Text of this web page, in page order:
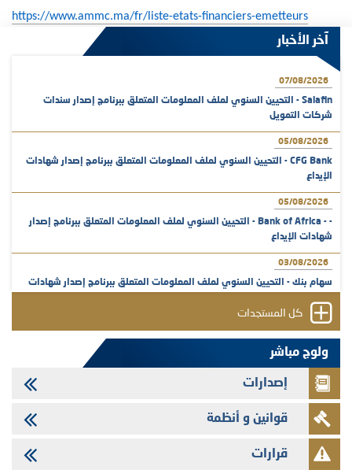
https://www.ammc.ma/fr/liste-etats-financiers-emetteurs
آخر الأخبار
07/08/2026
Salafin - التحيين السنوي لملف المعلومات المتعلق ببرنامج إصدار سندات
شركات التمويل
05/08/2026
CFG Bank - التحيين السنوي لملف المعلومات المتعلق ببرنامج إصدار شهادات
الإيداع
05/08/2026
- - Bank of Africa - التحيين السنوي لملف المعلومات المتعلق ببرنامج إصدار
شهادات الإيداع
03/08/2026
سهام بنك - التحيين السنوي لملف المعلومات المتعلق ببرنامج إصدار شهادات
31/07/2026
VEOLIA ENVIRONNEMENT - تؤشر الهيئة المغربية لسوق الرساميل على
المنشور النهائي المتعلق بالزيادة في الرأسمال المخصصة لأجراء المجموعة
29/07/2026
وفابايل - التحيين السنوي لملف المعلومات المتعلق ببرنامج إصدار سندات
شركات التمويل
29/07/2026
تهنئة بمناسبة عيد العرش المجيد
كل المستجدات
ولوج مباشر
إصدارات
قوانين و أنظمة
قرارات